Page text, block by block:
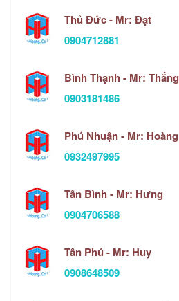
Thủ Đức - Mr: Đạt
0904712881
Bình Thạnh - Mr: Thắng
0903181486
Phú Nhuận - Mr: Hoàng
0932497995
Tân Bình - Mr: Hưng
0904706588
Tân Phú - Mr: Huy
0908648509